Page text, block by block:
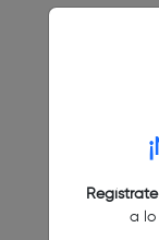
a lo